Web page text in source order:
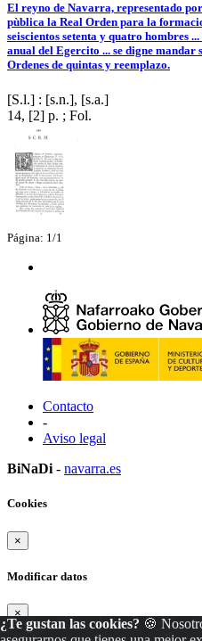
El reyno de Navarra, representado
pùblica la Real Orden para la
seiscientos setenta y quatro hombres
anual del Egercito ... se digne mandar
Ordenes de quintas y reemplazo.
[S.l.] : [s.n.], [s.a.]
14, [2] p. ; Fol.
Página: 1/1
Contacto
-
Aviso legal
BiNaDi - navarra.es
¿Te gustan las cookies? 🍪
Cookies
×
Modificar datos
×